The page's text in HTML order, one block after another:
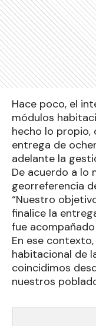
Hace poco, el
módulos
hecho lo propio,
entrega de
adelante la
De acuerdo a lo
georreferencia
“Nuestro
finalice la
fue
En ese
habitacional de
coincidimos
nuestros